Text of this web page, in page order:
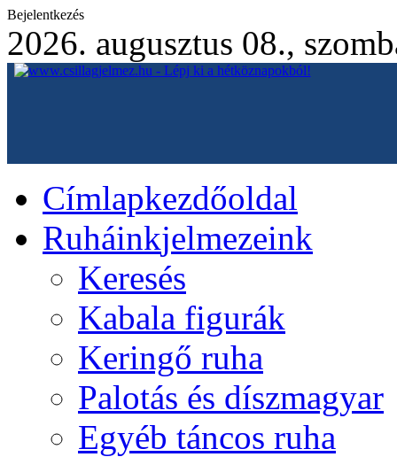
Bejelentkezés
2026. augusztus 08.,
Címlapkezdőoldal
Ruháinkjelmezeink
Keresés
Kabala figurák
Keringő ruha
Palotás és díszmagyar
Egyéb táncos ruha